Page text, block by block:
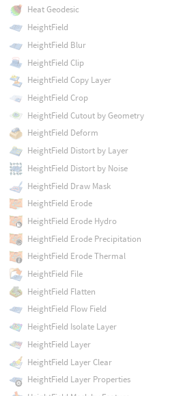
Heat Geodesic
HeightField
HeightField Blur
HeightField Clip
HeightField Copy Layer
HeightField Crop
HeightField Cutout by Geometry
HeightField Deform
HeightField Distort by Layer
HeightField Distort by Noise
HeightField Draw Mask
HeightField Erode
HeightField Erode Hydro
HeightField Erode Precipitation
HeightField Erode Thermal
HeightField File
HeightField Flatten
HeightField Flow Field
HeightField Isolate Layer
HeightField Layer
HeightField Layer Clear
HeightField Layer Properties